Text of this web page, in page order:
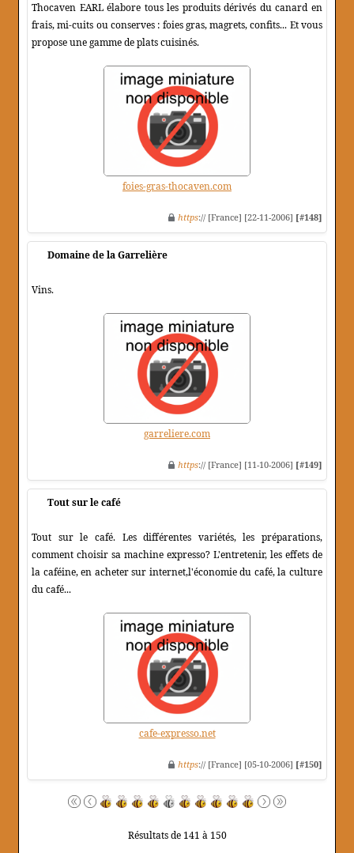
Thocaven EARL élabore tous les produits dérivés du canard en
frais, mi-cuits ou conserves : foies gras, magrets, confits... Et vous
propose une gamme de plats cuisinés.
foies-gras-thocaven.com
https:// [France] [22-11-2006] [#148]
Domaine de la Garrelière
Vins.
garreliere.com
https:// [France] [11-10-2006] [#149]
Tout sur le café
Tout sur le café. Les différentes variétés, les préparations,
comment choisir sa machine expresso? L'entretenir, les effets de
la caféine, en acheter sur internet,l'économie du café, la culture
du café...
cafe-expresso.net
https:// [France] [05-10-2006] [#150]
Résultats de 141 à 150